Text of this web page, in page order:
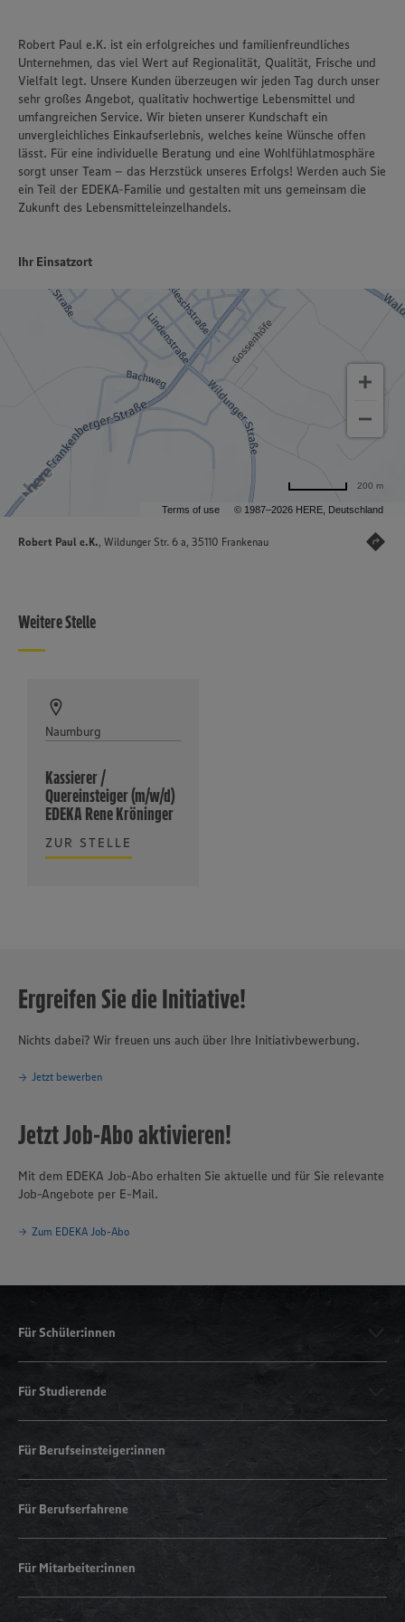
Robert Paul e.K. ist ein erfolgreiches und familienfreundliches
Unternehmen, das viel Wert auf Regionalität, Qualität, Frische und
Vielfalt legt. Unsere Kunden überzeugen wir jeden Tag durch unser
sehr großes Angebot, qualitativ hochwertige Lebensmittel und
umfangreichen Service. Wir bieten unserer Kundschaft ein
unvergleichliches Einkaufserlebnis, welches keine Wünsche offen
lässt. Für eine individuelle Beratung und eine Wohlfühlatmosphäre
sorgt unser Team – das Herzstück unseres Erfolgs! Werden auch Sie
ein Teil der EDEKA-Familie und gestalten mit uns gemeinsam die
Zukunft des Lebensmitteleinzelhandels.
Ihr Einsatzort
Terms of use © 1987–2026 HERE, Deutschland
200 m
Robert Paul e.K. , Wildunger Str. 6 a, 35110 Frankenau
Weitere Stelle
Naumburg
Kassierer /
Quereinsteiger (m/w/d)
EDEKA Rene Kröninger
ZUR STELLE
Ergreifen Sie die Initiative!
Nichts dabei? Wir freuen uns auch über Ihre Initiativbewerbung.
Jetzt bewerben
Jetzt Job-Abo aktivieren!
Mit dem EDEKA Job-Abo erhalten Sie aktuelle und für Sie relevante
Job-Angebote per E-Mail.
Zum EDEKA Job-Abo
Für Schüler:innen
Für Studierende
Für Berufseinsteiger:innen
Für Berufserfahrene
Für Mitarbeiter:innen